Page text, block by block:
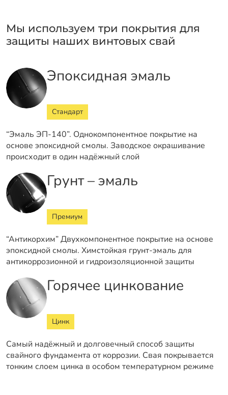
Мы используем три покрытия для
защиты наших винтовых свай
Эпоксидная эмаль
Стандарт
“Эмаль ЭП-140”. Однокомпонентное покрытие на
основе эпоксидной смолы. Заводское окрашивание
происходит в один надёжный слой
Грунт – эмаль
Премиум
“Антикорхим” Двухкомпонентное покрытие на основе
эпоксидной смолы. Химстойкая грунт-эмаль для
антикоррозионной и гидроизоляционной защиты
Горячее цинкование
Цинк
Самый надёжный и долговечный способ защиты
свайного фундамента от коррозии. Свая покрывается
тонким слоем цинка в особом температурном режиме